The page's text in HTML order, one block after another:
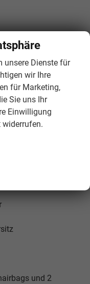
(
Erfordert ein
und USB-
Verhältnis 60:40
und 2
unsere Dienste für
wir Ihre
für Marketing,
Sie uns Ihr
Einwilligung